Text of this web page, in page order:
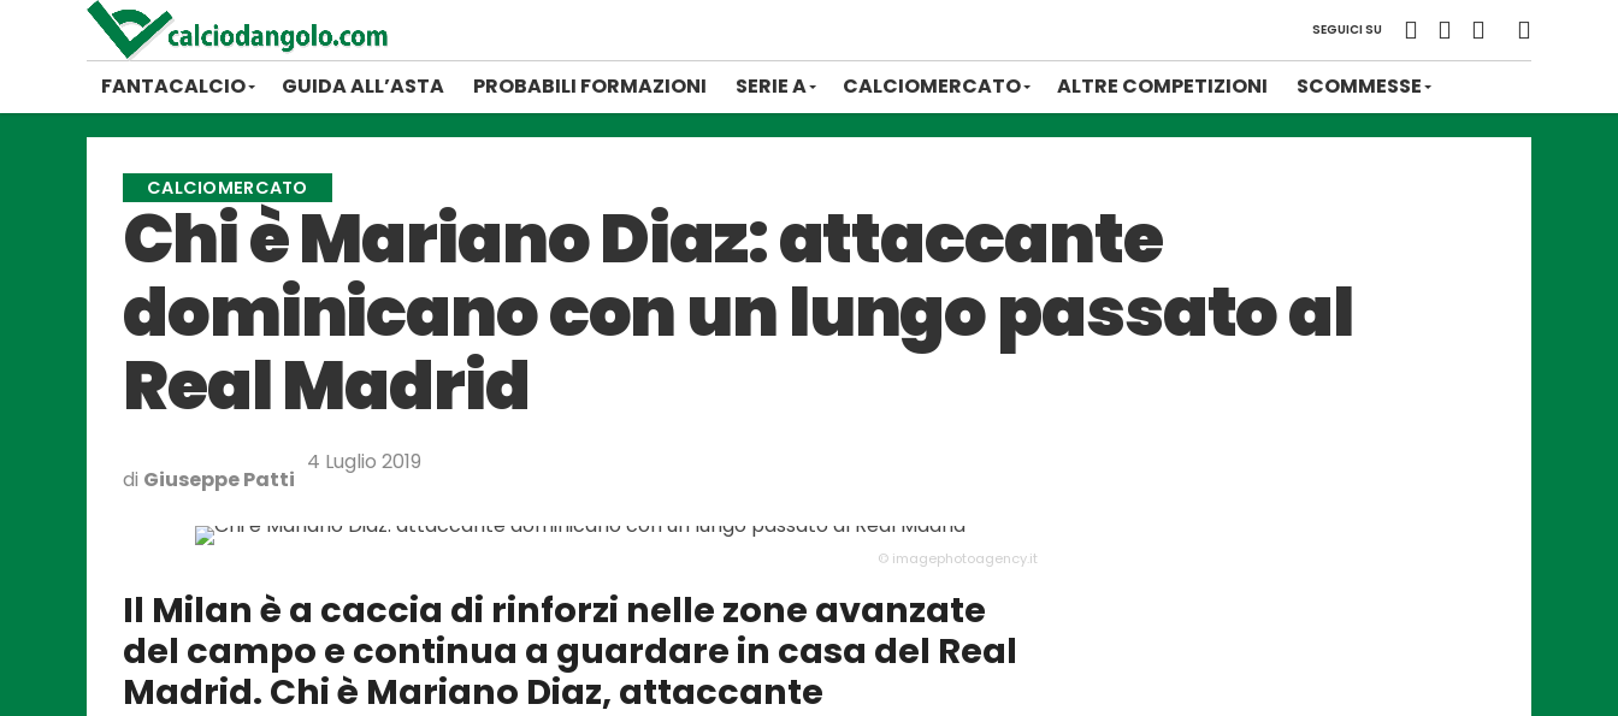
SEGUICI SU
FANTACALCIO GUIDA ALL’ASTA PROBABILI FORMAZIONI SERIE A CALCIOMERCATO ALTRE COMPETIZIONI SCOMMESSE
CALCIOMERCATO
Chi è Mariano Diaz: attaccante
dominicano con un lungo passato al
Real Madrid
di Giuseppe Patti
4 Luglio 2019
© imagephotoagency.it
Il Milan è a caccia di rinforzi nelle zone avanzate
del campo e continua a guardare in casa del Real
Madrid. Chi è Mariano Diaz, attaccante